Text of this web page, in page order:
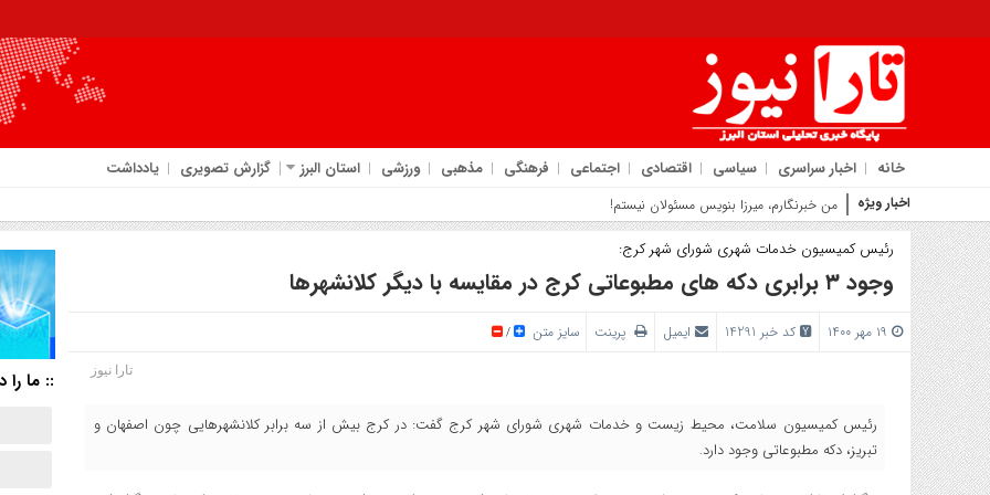
خانه اخبار سراسری سیاسی اقتصادی اجتماعی فرهنگی مذهبی ورزشی استان البرز گزارش تصویری یادداشت
اخبار ویژه توافق ایر
رئیس کمیسیون خدمات شهری شورای شهر کرج:
وجود ۳ برابری دکه های مطبوعاتی کرج در مقایسه با دیگر کلانشهرها
کد خبر 14291 ایمیل پرینت سایز متن /
تارا نیوز
رئیس کمیسیون سلامت، محیط زیست و خدمات شهری شورای شهر کرج گفت: در کرج بیش از سه برابر کلانشهرهایی چون اصفهان و
تبریز، دکه مطبوعاتی وجود دارد.
:: ما را